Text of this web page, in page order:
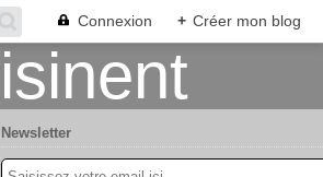
Connexion + Créer mon blog
Newsletter